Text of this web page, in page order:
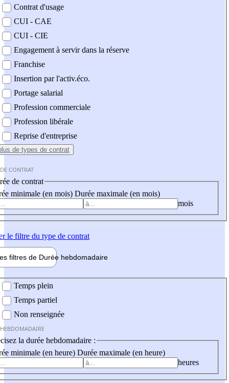
Contrat d'usage
CUI - CAE
CUI - CIE
Engagement à servir dans la réserve
Franchise
Insertion par l'activ.éco.
Portage salarial
Profession commerciale
Profession libérale
Reprise d'entreprise
de types de contrat
CONTRAT
de contrat
minimale (en mois) Durée maximale (en mois)
mois
le filtre du type de contrat
filtres de Durée hebdomadaire
Temps plein
Temps partiel
Non renseignée
la durée hebdomadaire :
minimale (en heure) Durée maximale (en heure)
heures